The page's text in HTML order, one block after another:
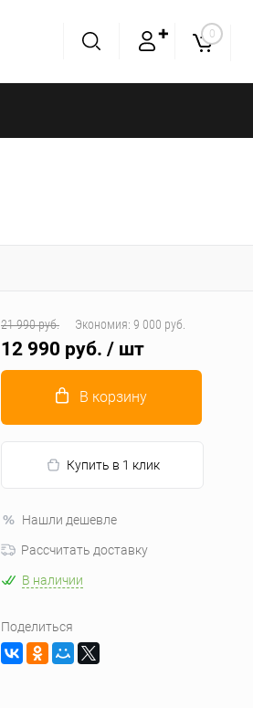
✚ 0
21 990 руб. Экономия: 9 000 руб.
12 990 руб. / шт
В корзину
Купить в 1 клик
Нашли дешевле
Рассчитать доставку
В наличии
Поделиться